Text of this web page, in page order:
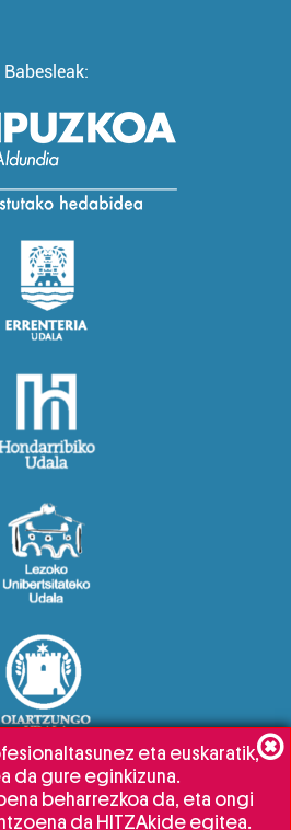
Babesleak:
eta euskaratik,
da gure eginkizuna.
beharrezkoa da, eta ongi
da HITZAkide egitea.